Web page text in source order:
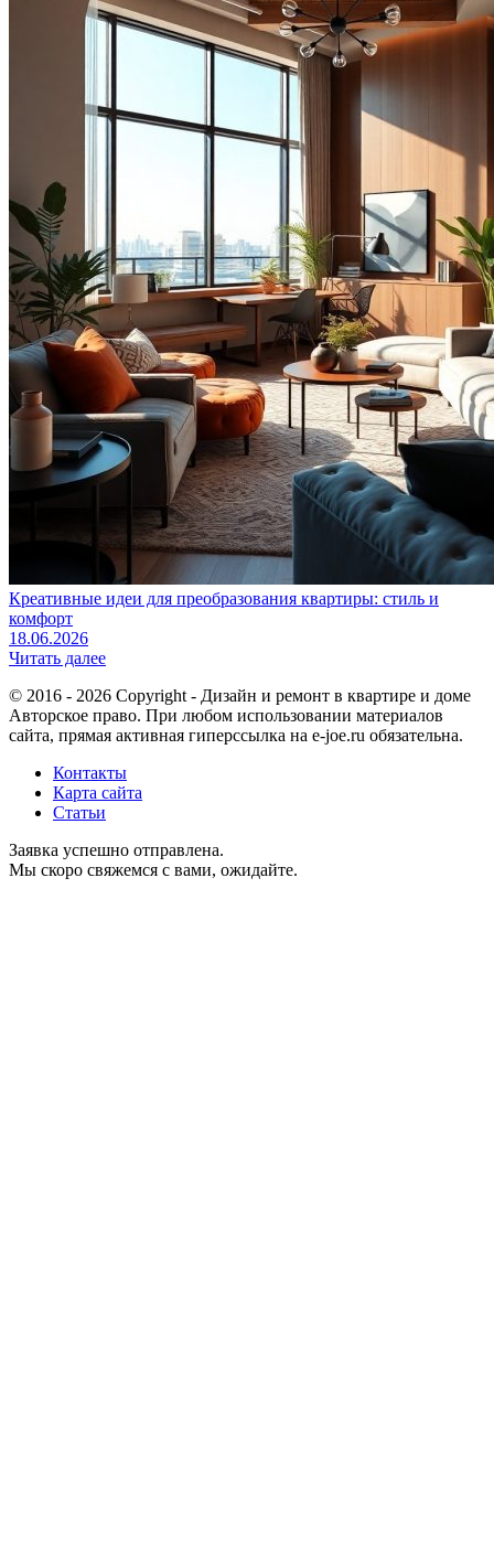
Креативные идеи для преобразования квартиры: стиль и
комфорт
18.06.2026
Читать далее
© 2016 - 2026 Copyright - Дизайн и ремонт в квартире и доме
Авторское право. При любом использовании материалов
сайта, прямая активная гиперссылка на e-joe.ru обязательна.
Контакты
Карта сайта
Статьи
Заявка успешно отправлена.
Мы скоро свяжемся с вами, ожидайте.